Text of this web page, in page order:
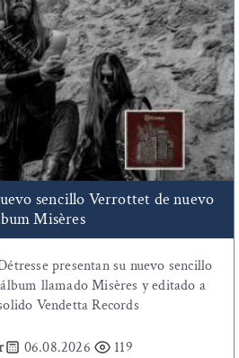
sencillo Verrottet de nuevo
Misères
presentan su nuevo sencillo
llamado Misères y editado a
Vendetta Records
06.08.2026 119